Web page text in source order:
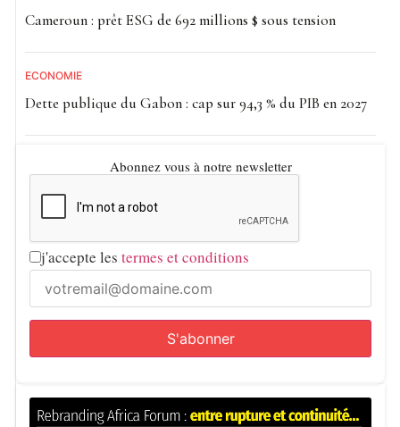
Cameroun : prêt ESG de 692 millions $ sous tension
ECONOMIE
Dette publique du Gabon : cap sur 94,3 % du PIB en 2027
Abonnez vous à notre newsletter
j'accepte les termes et conditions